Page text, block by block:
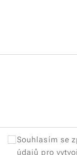
Souhlasím se
údajů pro